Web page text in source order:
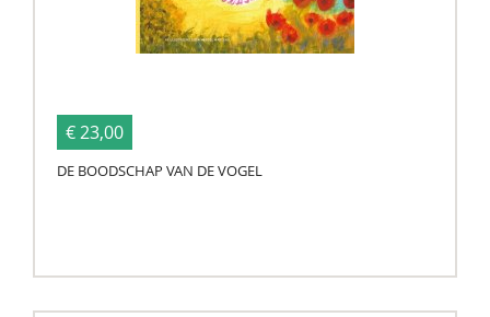
€ 23,00
DE BOODSCHAP VAN DE VOGEL